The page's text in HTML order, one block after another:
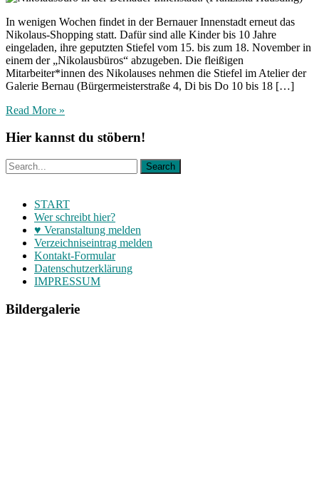
In wenigen Wochen findet in der Bernauer Innenstadt erneut das
Nikolaus-Shopping statt. Dafür sind alle Kinder bis 10 Jahre
eingeladen, ihre geputzten Stiefel vom 15. bis zum 18. November in
einem der „Nikolausbüros“ abzugeben. Die fleißigen
Mitarbeiter*innen des Nikolauses nehmen die Stiefel im Atelier der
Galerie Bernau (Bürgermeisterstraße 4, Di bis Do 10 bis 18 […]
Read More »
Hier kannst du stöbern!
START
Wer schreibt hier?
♥ Veranstaltung melden
Verzeichniseintrag melden
Kontakt-Formular
Datenschutzerklärung
IMPRESSUM
Bildergalerie